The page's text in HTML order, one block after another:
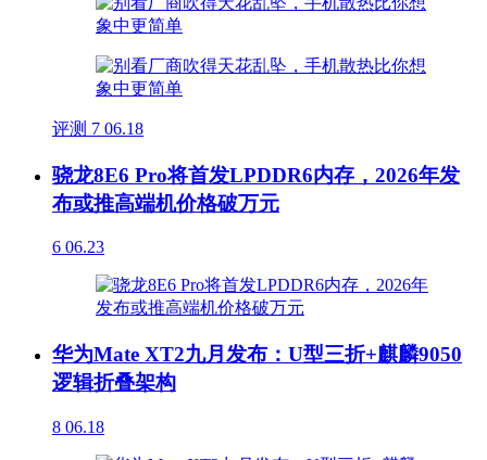
评测 7 06.18
骁龙8E6 Pro将首发LPDDR6内存，2026年发
布或推高端机价格破万元
6 06.23
华为Mate XT2九月发布：U型三折+麒麟9050
逻辑折叠架构
8 06.18